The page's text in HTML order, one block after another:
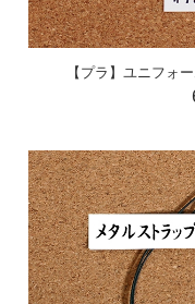
【プラ】ユニフォ